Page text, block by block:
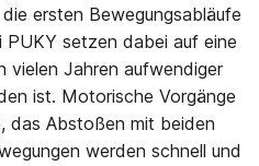
ersten Bewegungsabläufe
PUKY setzen dabei auf eine
vielen Jahren aufwendiger
ist. Motorische Vorgänge
das Abstoßen mit beiden
werden schnell und